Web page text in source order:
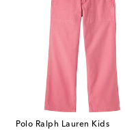
Polo Ralph Lauren Kids